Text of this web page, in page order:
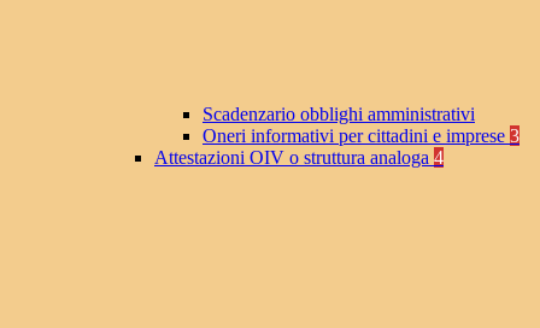
Scadenzario obblighi amministrativi
Oneri informativi per cittadini e imprese 3
Attestazioni OIV o struttura analoga 4